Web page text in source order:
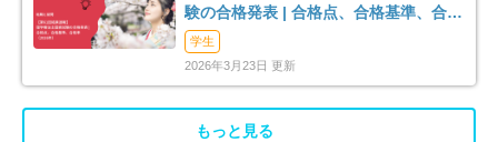
験の合格発表 | 合格点、合格基準、合格
率（2026年）
学生
2026年3月23日 更新
もっと見る